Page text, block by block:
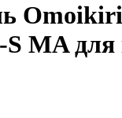
Omoikiri
S MA для